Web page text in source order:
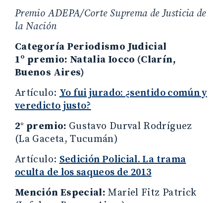
Premio ADEPA/Corte Suprema de Justicia de
la Nación
Categoría Periodismo Judicial
1º premio: Natalia Iocco (Clarín,
Buenos Aires)
Artículo:Yo fui jurado: ¿sentido común y
veredicto justo?
2° premio: Gustavo Durval Rodríguez
(La Gaceta, Tucumán)
Artículo:Sedición Policial. La trama
oculta de los saqueos de 2013
Mención Especial: Mariel Fitz Patrick